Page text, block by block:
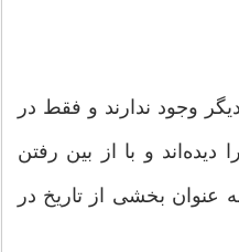
وجود ندارند و فقط در
دیده‌اند و با از بین رفتن
عنوان بخشی از تاریخ در